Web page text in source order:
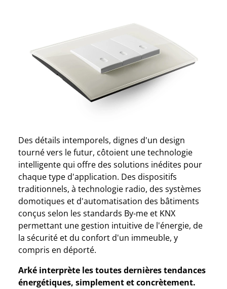
Des détails intemporels, dignes d'un design
tourné vers le futur, côtoient une technologie
intelligente qui offre des solutions inédites pour
chaque type d'application. Des dispositifs
traditionnels, à technologie radio, des systèmes
domotiques et d'automatisation des bâtiments
conçus selon les standards By-me et KNX
permettant une gestion intuitive de l'énergie, de
la sécurité et du confort d'un immeuble, y
compris en déporté.
Arké interprète les toutes dernières tendances
énergétiques, simplement et concrètement.